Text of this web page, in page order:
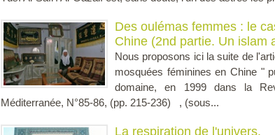
Des oulémas femmes : le
Chine (2nd partie. Un islam
Nous proposons ici la suite de
mosquées féminines en Chine "
domaine, en 1999 dans la
Méditerranée, N°85-86, (pp. 215-236) , (sous...
La respiration de l'univers.